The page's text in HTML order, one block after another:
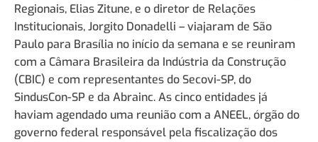
Regionais, Elias Zitune, e o diretor de Relações
Institucionais, Jorgito Donadelli – viajaram de São
Paulo para Brasília no início da semana e se reuniram
com a Câmara Brasileira da Indústria da Construção
(CBIC) e com representantes do Secovi-SP, do
SindusCon-SP e da Abrainc. As cinco entidades já
haviam agendado uma reunião com a ANEEL, órgão do
governo federal responsável pela fiscalização dos